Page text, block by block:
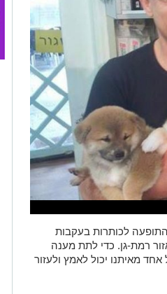
לכותרות בעקבות
רמת-גן. כדי לתת מענה
מאיתנו יכול לאמץ ולעזור